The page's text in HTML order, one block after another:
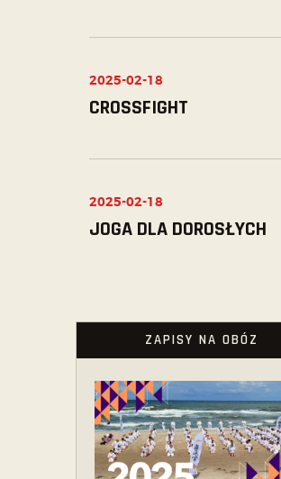
2025-02-18
CROSSFIGHT
2025-02-18
JOGA DLA DOROSŁYCH
ZAPISY NA OBÓZ